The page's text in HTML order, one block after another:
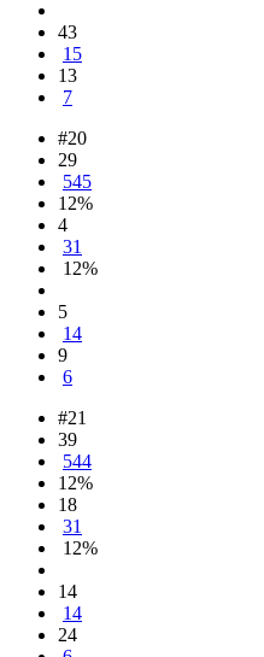
43
15
13
7
#20
29
545
12%
4
31
12%
5
14
9
6
#21
39
544
12%
18
31
12%
14
14
24